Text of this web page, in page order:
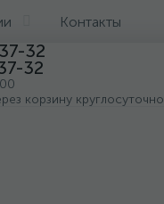
Контакты
32
32
корзину круглосуточно